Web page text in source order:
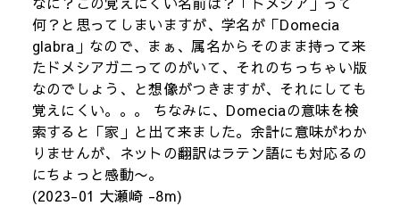
何？と思ってしまいますが、学名が「Domecia
glabra」なので、まぁ、属名からそのまま持って来
たドメシアガニってのがいて、それのちっちゃい版
なのでしょう、と想像がつきますが、それにしても
覚えにくい。。。 ちなみに、Domeciaの意味を検
索すると「家」と出て来ました。余計に意味がわか
りませんが、ネットの翻訳はラテン語にも対応るの
にちょっと感動〜。
(2023-01 大瀬崎 -8m)